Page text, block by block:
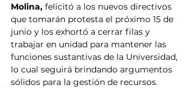
Molina, felicitó a los nuevos directivos
que tomarán protesta el próximo 15 de
junio y los exhortó a cerrar filas y
trabajar en unidad para mantener las
funciones sustantivas de la Universidad,
lo cual seguirá brindando argumentos
sólidos para la gestión de recursos.